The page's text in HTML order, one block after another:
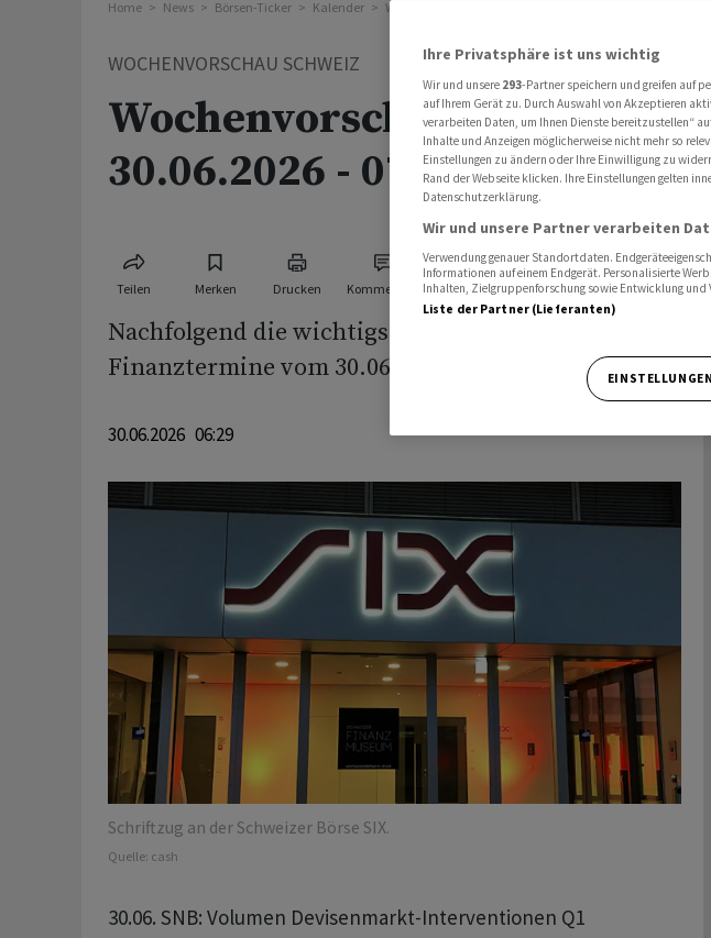
Home News Börsen-Ticker Kalender Wochenvorschau Schweiz
WOCHENVORSCHAU SCHWEIZ
Wochenvorschau Schweiz
30.06.2026 - 07.07.2026
Teilen Merken Drucken Kommentare
Nachfolgend die wichtigsten Wirtschafts- und
Finanztermine vom 30.06.2026 - 07.07.2026:
30.06.2026 06:29
Schriftzug an der Schweizer Börse SIX.
Quelle: cash
30.06. SNB: Volumen Devisenmarkt-Interventionen Q1
Ihre Privatsphäre ist uns wichtig
Wir und unsere 293-Partner speichern und greifen auf
auf Ihrem Gerät zu. Durch Auswahl von Akzeptieren
verarbeiten Daten, um Ihnen Dienste bereitzustellen“
Inhalte und Anzeigen möglicherweise nicht mehr so
Einstellungen zu ändern oder Ihre Einwilligung zu
Rand der Webseite klicken. Ihre Einstellungen gelten
Datenschutzerklärung.
Wir und unsere Partner verarbeiten
Verwendung genauer Standortdaten.
Informationen auf einem Endgerät. Personalisierte
Inhalten, Zielgruppenforschung sowie Entwicklung und
Liste der Partner (Lieferanten)
EINSTELLUNGEN